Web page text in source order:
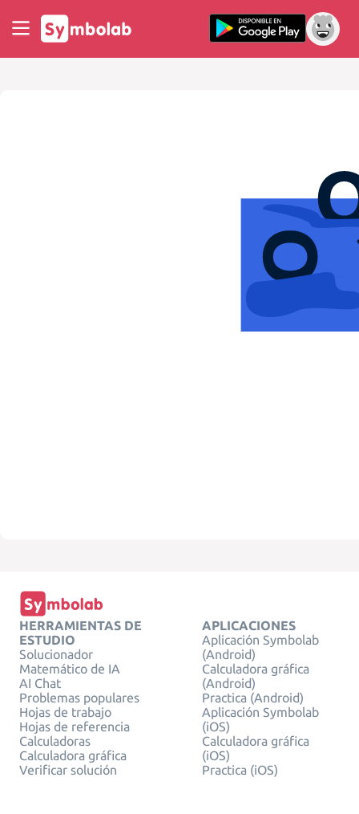
HERRAMIENTAS DE
ESTUDIO
Solucionador
Matemático de IA
AI Chat
Problemas populares
Hojas de trabajo
Hojas de referencia
Calculadoras
Calculadora gráfica
Verificar solución
APLICACIONES
Aplicación Symbolab
(Android)
Calculadora gráfica
(Android)
Practica (Android)
Aplicación Symbolab
(iOS)
Calculadora gráfica
(iOS)
Practica (iOS)